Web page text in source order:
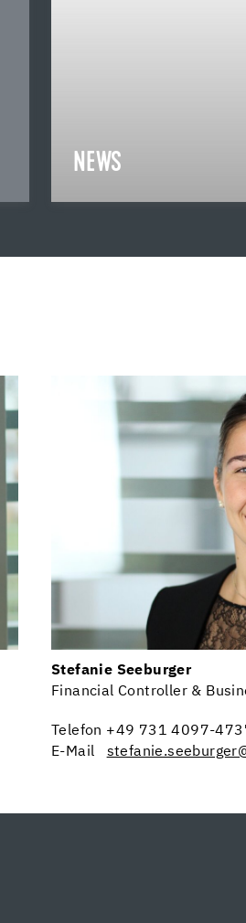
NEWS
Stefanie Seeburger
Financial Controller &
Telefon +49 731 4097-
E-Mail